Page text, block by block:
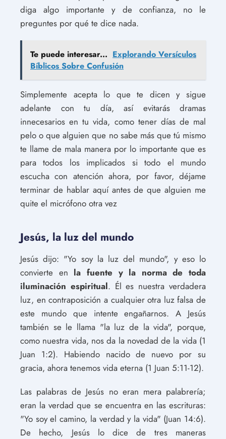
diga algo importante y de confianza, no le
preguntes por qué te dice nada.
Te puede interesar... Explorando Versículos
Bíblicos Sobre Confusión
Simplemente acepta lo que te dicen y sigue
adelante con tu día, así evitarás dramas
innecesarios en tu vida, como tener días de mal
pelo o que alguien que no sabe más que tú mismo
te llame de mala manera por lo importante que es
para todos los implicados si todo el mundo
escucha con atención ahora, por favor, déjame
terminar de hablar aquí antes de que alguien me
quite el micrófono otra vez
Jesús, la luz del mundo
Jesús dijo: "Yo soy la luz del mundo", y eso lo
convierte en la fuente y la norma de toda
iluminación espiritual. Él es nuestra verdadera
luz, en contraposición a cualquier otra luz falsa de
este mundo que intente engañarnos. A Jesús
también se le llama "la luz de la vida", porque,
como nuestra vida, nos da la novedad de la vida (1
Juan 1:2). Habiendo nacido de nuevo por su
gracia, ahora tenemos vida eterna (1 Juan 5:11-12).
Las palabras de Jesús no eran mera palabrería;
eran la verdad que se encuentra en las escrituras:
"Yo soy el camino, la verdad y la vida" (Juan 14:6).
De hecho, Jesús lo dice de tres maneras